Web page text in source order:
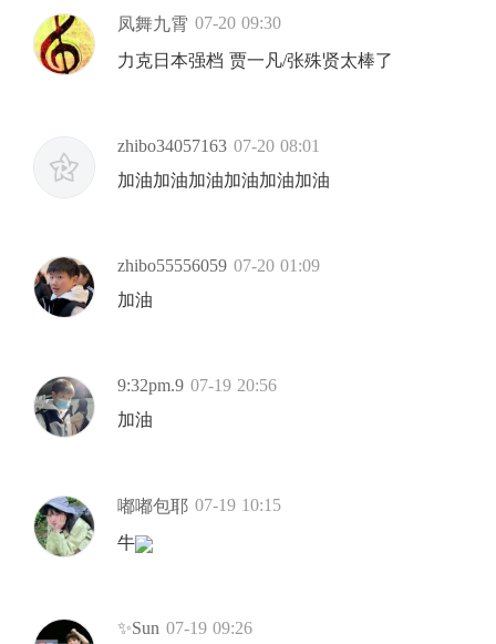
凤舞九霄 07-20 09:30
力克日本强档 贾一凡/张殊贤太棒了
zhibo34057163 07-20 08:01
加油加油加油加油加油加油
zhibo55556059 07-20 01:09
加油
9:32pm.9 07-19 20:56
加油
嘟嘟包耶 07-19 10:15
牛
✨Sun 07-19 09:26